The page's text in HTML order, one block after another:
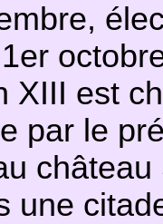
XIII est
par le
une